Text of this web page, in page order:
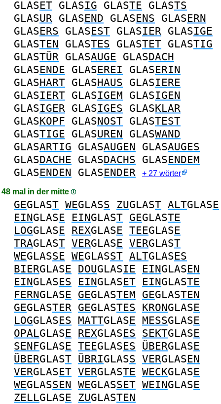
GLASET GLASIG GLASTE GLASTS
GLASUR GLASEND GLASENS GLASERN
GLASERS GLASEST GLASIER GLASIGE
GLASTEN GLASTES GLASTET GLASTIG
GLASTÜR GLASAUGE GLASDACH
GLASENDE GLASEREI GLASERIN
GLASHART GLASHAUS GLASIERE
GLASIERT GLASIGEM GLASIGEN
GLASIGER GLASIGES GLASKLAR
GLASKOPF GLASNOST GLASTEST
GLASTIGE GLASUREN GLASWAND
GLASARTIG GLASAUGEN GLASAUGES
GLASDACHE GLASDACHS GLASENDEM
GLASENDEN GLASENDER + 27 wörter
48 mal in der mitte
GEGLAST WEGLASS ZUGLAST ALTGLASE
EINGLASE EINGLAST GEGLASTE
LOGGLASE REXGLASE TEEGLASE
TRAGLAST VERGLASE VERGLAST
WEGLASSE WEGLASST ALTGLASES
BIERGLASE DOUGLASIE EINGLASEN
EINGLASES EINGLASET EINGLASTE
FERNGLASE GEGLASTEM GEGLASTEN
GEGLASTER GEGLASTES KRONGLASE
LOGGLASES MATTGLASE MESSGLASE
OPALGLASE REXGLASES SEKTGLASE
SENFGLASE TEEGLASES ÜBERGLASE
ÜBERGLAST ÜBRIGLASS VERGLASEN
VERGLASET VERGLASTE WECKGLASE
WEGLASSEN WEGLASSET WEINGLASE
ZELLGLASE ZUGLASTEN